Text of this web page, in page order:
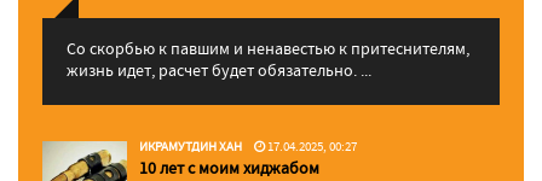
Со скорбью к павшим и ненавестью к притеснителям,
жизнь идет, расчет будет обязательно. ...
ИКРАМУТДИН ХАН 17.04.2025, 00:27
10 лет с моим хиджабом